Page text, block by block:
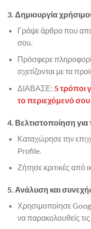
3. Δημιουργία
Γράψε άρθρα που
σου.
Πρόσφερε
σχετίζονται με τα
ΔΙΑΒΑΣΕ: 5 τρόποι
το περιεχόμενό σου
4. Βελτιστοποίηση
Καταχώρησε την
Profile.
Ζήτησε κριτικές από
5. Ανάλυση και
Χρησιμοποίησε
να παρακολουθείς